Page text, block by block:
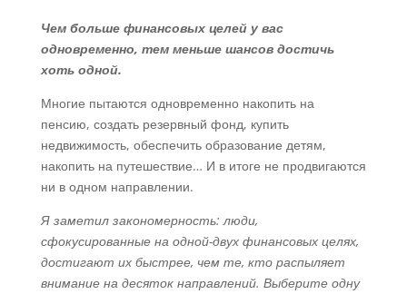
Чем больше финансовых целей у вас
одновременно, тем меньше шансов достичь
хоть одной.
Многие пытаются одновременно накопить на
пенсию, создать резервный фонд, купить
недвижимость, обеспечить образование детям,
накопить на путешествие… И в итоге не продвигаются
ни в одном направлении.
Я заметил закономерность: люди,
сфокусированные на одной-двух финансовых целях,
достигают их быстрее, чем те, кто распыляет
внимание на десяток направлений. Выберите одну